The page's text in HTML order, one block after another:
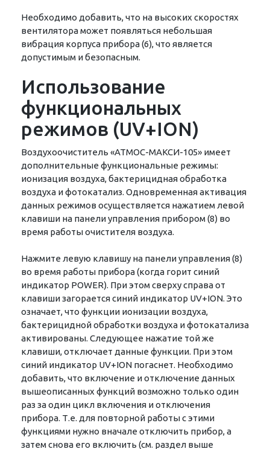
Необходимо добавить, что на высоких скоростях
вентилятора может появляться небольшая
вибрация корпуса прибора (6), что является
допустимым и безопасным.
Использование
функциональных
режимов (UV+ION)
Воздухоочиститель «АТМОС-МАКСИ-105» имеет
дополнительные функциональные режимы:
ионизация воздуха, бактерицидная обработка
воздуха и фотокатализ. Одновременная активация
данных режимов осуществляется нажатием левой
клавиши на панели управления прибором (8) во
время работы очистителя воздуха.
Нажмите левую клавишу на панели управления (8)
во время работы прибора (когда горит синий
индикатор POWER). При этом сверху справа от
клавиши загорается синий индикатор UV+ION. Это
означает, что функции ионизации воздуха,
бактерицидной обработки воздуха и фотокатализа
активированы. Следующее нажатие той же
клавиши, отключает данные функции. При этом
синий индикатор UV+ION погаснет. Необходимо
добавить, что включение и отключение данных
вышеописанных функций возможно только один
раз за один цикл включения и отключения
прибора. Т.е. для повторной работы с этими
функциями нужно вначале отключить прибор, а
затем снова его включить (см. раздел выше